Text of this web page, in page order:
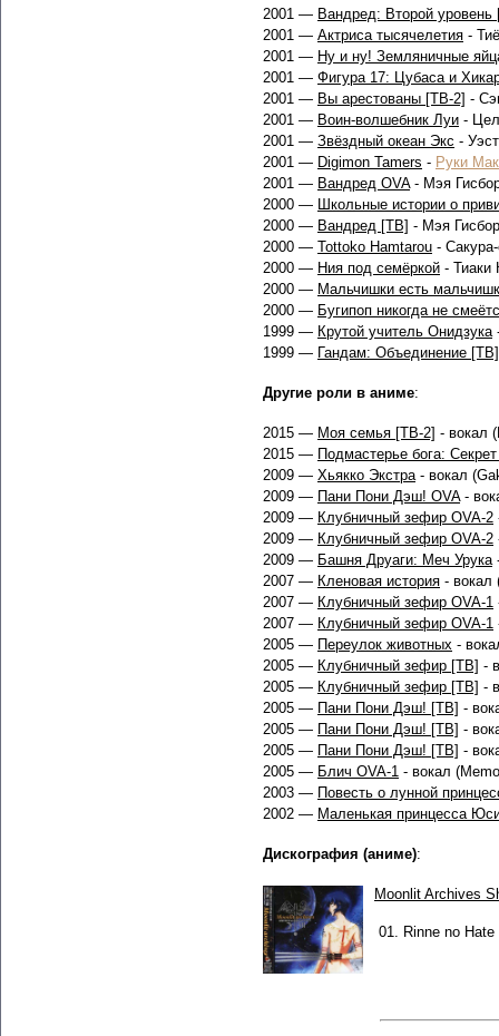
2001 — Вандред: Второй уровень
2001 — Актриса тысячелетия -
2001 — Ну и ну! Земляничные
2001 — Фигура 17: Цубаса и
2001 — Вы арестованы [ТВ-2] -
2001 — Воин-волшебник Луи -
2001 — Звёздный океан Экс -
2001 — Digimon Tamers - Руки
2001 — Вандред OVA- Мэя
2000 — Школьные истории о
2000 — Вандред [ТВ] - Мэя
2000 — Tottoko Hamtarou -
2000 — Ния под семёркой - Тиаки
2000 — Мальчишки есть
2000 — Бугипоп никогда не
1999 — Крутой учитель Онидзука
1999 — Гандам: Объединение [ТВ]
Другие роли в аниме:
2015 — Моя семья [ТВ-2] - вокал
2015 — Подмастерье бога:
2009 — Хьякко Экстра- вокал
2009 — Пани Пони Дэш! OVA-
2009 — Клубничный зефир OVA-2
2009 — Клубничный зефир OVA-2
2009 — Башня Друаги: Меч Урука
2007 — Кленовая история - вокал
2007 — Клубничный зефир OVA-1
2007 — Клубничный зефир OVA-1
2005 — Переулок животных -
2005 — Клубничный зефир [ТВ] -
2005 — Клубничный зефир [ТВ] -
2005 — Пани Пони Дэш! [ТВ] -
2005 — Пани Пони Дэш! [ТВ] -
2005 — Пани Пони Дэш! [ТВ] -
2005 — Блич OVA-1 - вокал
2003 — Повесть о лунной
2002 — Маленькая принцесса
Дискография (аниме):
Moonlit Archives
01. Rinne no